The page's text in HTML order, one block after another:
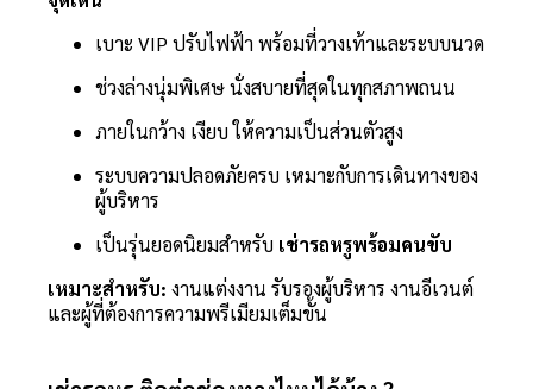
เบาะ VIP ปรับไฟฟ้า พร้อมที่วางเท้าและระบบนวด
ช่วงล่างนุ่มพิเศษ นั่งสบายที่สุดในทุกสภาพถนน
ภายในกว้าง เงียบ ให้ความเป็นส่วนตัวสูง
ระบบความปลอดภัยครบ เหมาะกับการเดินทางของ
ผู้บริหาร
เป็นรุ่นยอดนิยมสำหรับ เช่ารถหรูพร้อมคนขับ
เหมาะสำหรับ: งานแต่งงาน รับรองผู้บริหาร งานอีเวนต์
และผู้ที่ต้องการความพรีเมียมเต็มขั้น